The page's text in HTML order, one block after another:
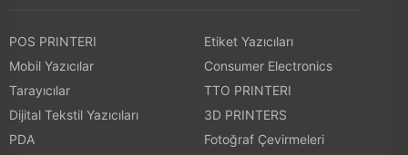
POS PRINTERI
Etiket Yazıcıları
Mobil Yazıcılar
Consumer Electronics
Tarayıcılar
TTO PRINTERI
Dijital Tekstil Yazıcıları
3D PRINTERS
PDA
Fotoğraf Çevirmeleri